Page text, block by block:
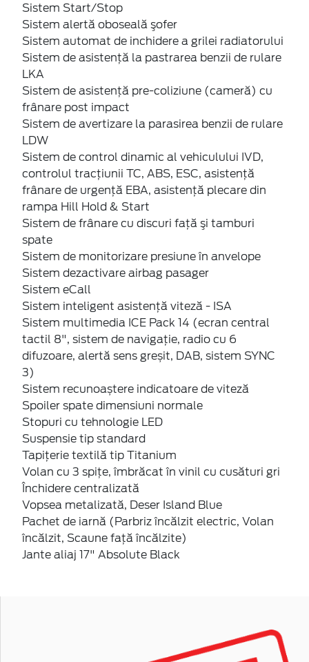
Sistem Start/Stop
Sistem alertă oboseală şofer
Sistem automat de inchidere a grilei radiatorului
Sistem de asistenţă la pastrarea benzii de rulare
LKA
Sistem de asistenţă pre-coliziune (cameră) cu
frânare post impact
Sistem de avertizare la parasirea benzii de rulare
LDW
Sistem de control dinamic al vehiculului IVD,
controlul tracțiunii TC, ABS, ESC, asistență
frânare de urgență EBA, asistență plecare din
rampa Hill Hold & Start
Sistem de frânare cu discuri faţă şi tamburi
spate
Sistem de monitorizare presiune în anvelope
Sistem dezactivare airbag pasager
Sistem eCall
Sistem inteligent asistență viteză - ISA
Sistem multimedia ICE Pack 14 (ecran central
tactil 8", sistem de navigaţie, radio cu 6
difuzoare, alertă sens greșit, DAB, sistem SYNC
3)
Sistem recunoaștere indicatoare de viteză
Spoiler spate dimensiuni normale
Stopuri cu tehnologie LED
Suspensie tip standard
Tapiţerie textilă tip Titanium
Volan cu 3 spițe, îmbrăcat în vinil cu cusături gri
Închidere centralizată
Vopsea metalizată, Deser Island Blue
Pachet de iarnă (Parbriz încălzit electric, Volan
încălzit, Scaune faţă încălzite)
Jante aliaj 17" Absolute Black